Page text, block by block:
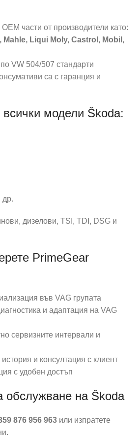
части от производители като:
Mahle, Liqui Moly, Castrol, Mobil,
VW 504/507 стандарти
са с гаранция и
модели Škoda:
др.
дизелови, TSI, TDI, DSG и
PrimeGear
във VAG групата
и адаптация на VAG
сервизните интервали и
и консултация с клиент
с удобен достъп
обслужване на Škoda
876 956 963 или изпратете